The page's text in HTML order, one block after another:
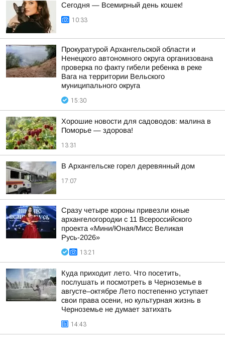
Сегодня — Всемирный день кошек!
10:33
Прокуратурой Архангельской области и
Ненецкого автономного округа организована
проверка по факту гибели ребенка в реке
Вага на территории Вельского
муниципального округа
15:30
Хорошие новости для садоводов: малина в
Поморье — здорова!
13:31
В Архангельске горел деревянный дом
17:07
Сразу четыре короны привезли юные
архангелогородки с 11 Всероссийского
проекта «Мини/Юная/Мисс Великая
Русь-2026»
13:21
Куда приходит лето. Что посетить,
послушать и посмотреть в Черноземье в
августе–октябре Лето постепенно уступает
свои права осени, но культурная жизнь в
Черноземье не думает затихать
14:43